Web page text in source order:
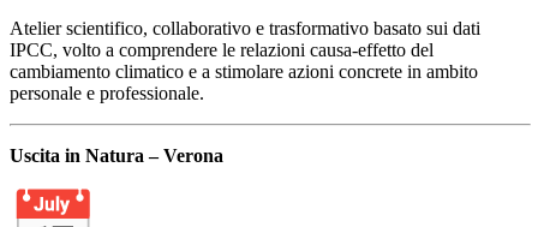
Atelier scientifico, collaborativo e trasformativo basato sui dati
IPCC, volto a comprendere le relazioni causa-effetto del
cambiamento climatico e a stimolare azioni concrete in ambito
personale e professionale.
Uscita in Natura – Verona